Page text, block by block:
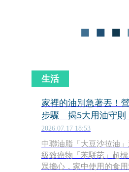
生活
家裡的油別急著丟！
步驟 揭5大用油守則
2026.07.17 18:53
中聯油脂「大豆沙拉油
級致癌物「苯駢芘」超
眾擔心，家中使用的食